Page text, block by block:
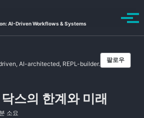
AI-Driven Workflows & Systems
Toggle
토
AI-architected, REPL-builder.
팔로우
스의 한계와 미래
소요